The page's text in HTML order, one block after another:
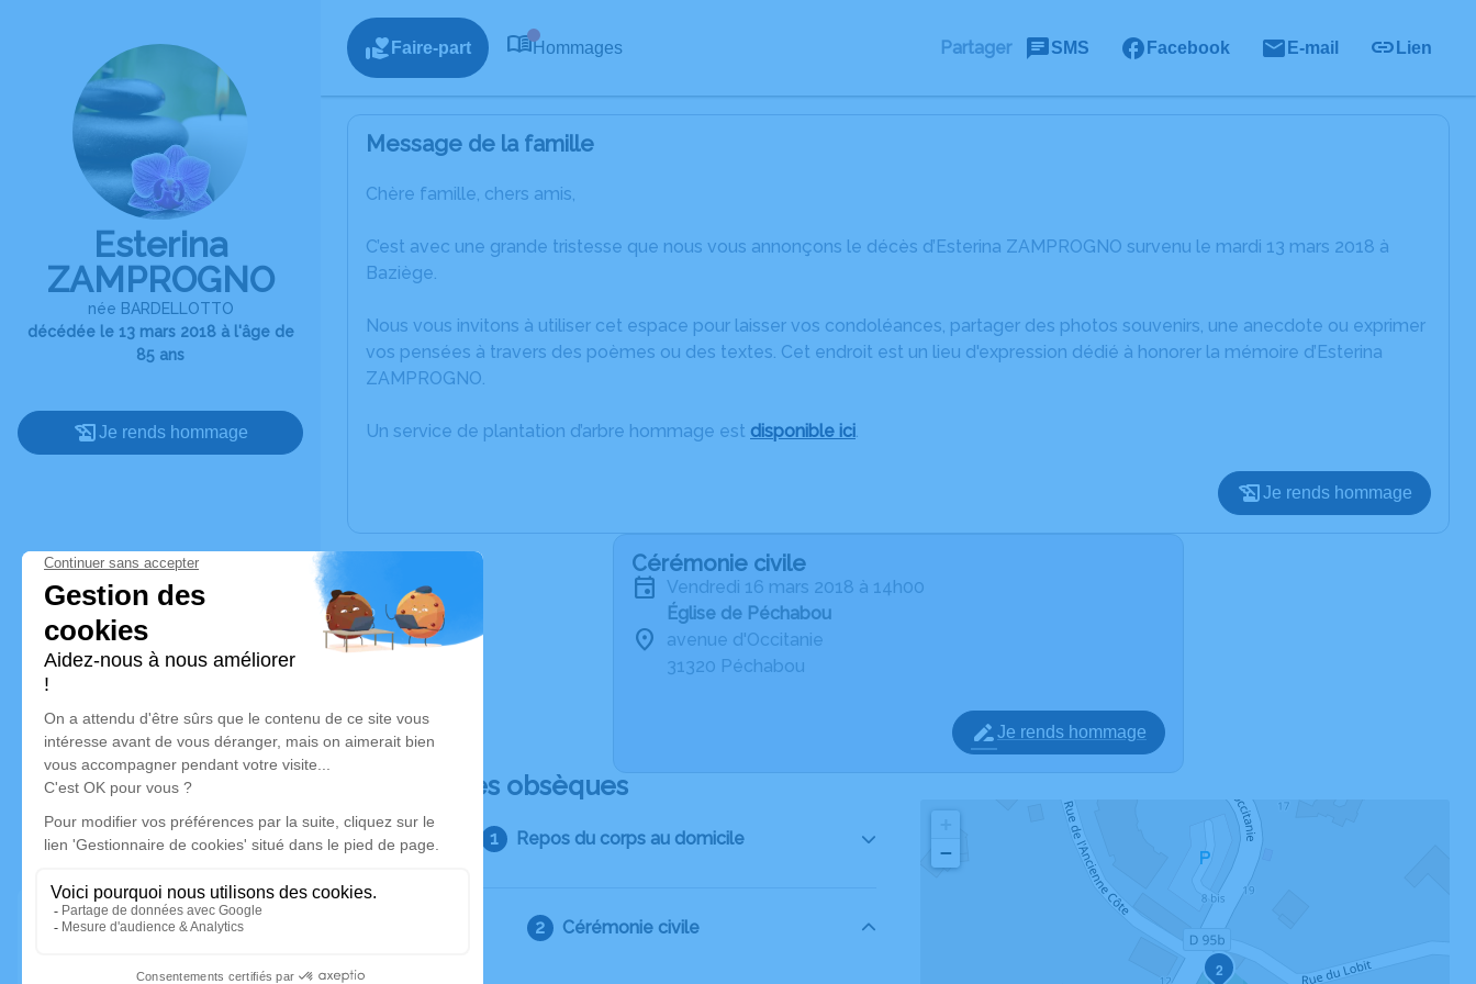
Esterina
ZAMPROGNO
née BARDELLOTTO
décédée le 13 mars 2018 à l'âge de
85 ans
Je rends hommage
Faire-part Hommages Partager SMS Facebook E-mail Lien
Message de la famille
Chère famille, chers amis,
C’est avec une grande tristesse que nous vous annonçons le décès d’Esterina ZAMPROGNO survenu le mardi 13 mars 2018 à
Baziège.
Nous vous invitons à utiliser cet espace pour laisser vos condoléances, partager des photos souvenirs, une anecdote ou exprimer
vos pensées à travers des poèmes ou des textes. Cet endroit est un lieu d'expression dédié à honorer la mémoire d’Esterina
ZAMPROGNO.
Un service de plantation d’arbre hommage est disponible ici.
Je rends hommage
Cérémonie civile
vendredi 16 mars 2018 à 14h00
Église de Péchabou
avenue d'Occitanie
31320 Péchabou
Je rends hommage
Déroulé des obsèques
Repos du corps au domicile
Cérémonie civile
2
−